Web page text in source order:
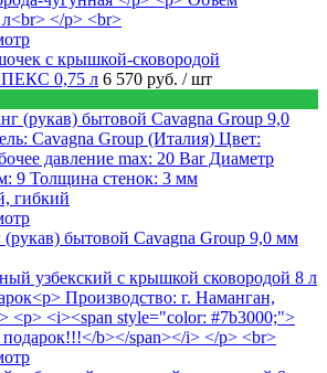
с крышкой-сковородой
0,75 л 6 570 руб. / шт
бытовой Cavagna Group 9,0 мм